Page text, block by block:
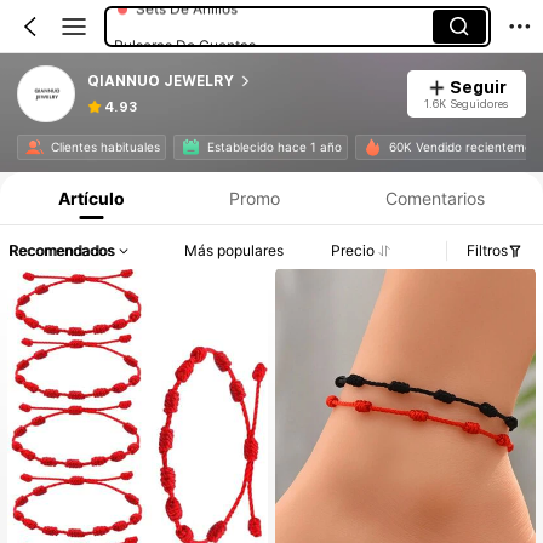
QIANNUO JEWELRY
4.93
Seguir
1.6K Seguidores
Clientes habituales Establecido hace 1 año 60K Vendido
Artículo Promo Comentarios
Recomendados Más populares Precio Filtros